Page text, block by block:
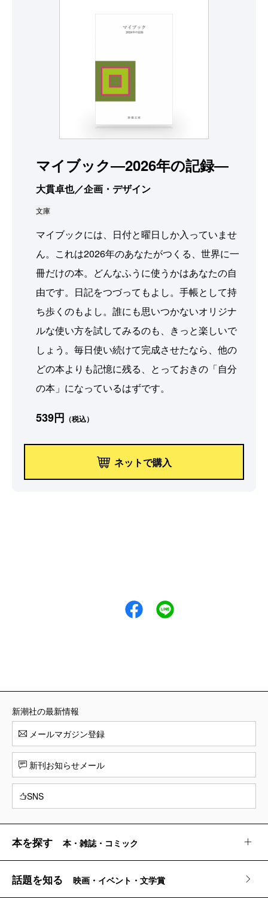
マイブック―2026年の記録―
大貫卓也／企画・デザイン
文庫
マイブックには、日付と曜日しか入っていませ
ん。これは2026年のあなたがつくる、世界に一
冊だけの本。どんなふうに使うかはあなたの自
由です。日記をつづってもよし。手帳として持
ち歩くのもよし。誰にも思いつかないオリジナ
ルな使い方を試してみるのも、きっと楽しいで
しょう。毎日使い続けて完成させたなら、他の
どの本よりも記憶に残る、とっておきの「自分
の本」になっているはずです。
539円 （税込）
ネットで購入
新潮社の最新情報
メールマガジン登録
新刊お知らせメール
SNS
本を探す 本・雑誌・コミック
話題を知る 映画・イベント・文学賞